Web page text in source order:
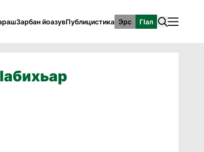
Зарбан йоазувПублицистика Эрс ГӀал